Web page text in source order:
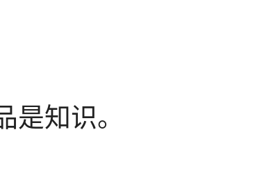
是知识。